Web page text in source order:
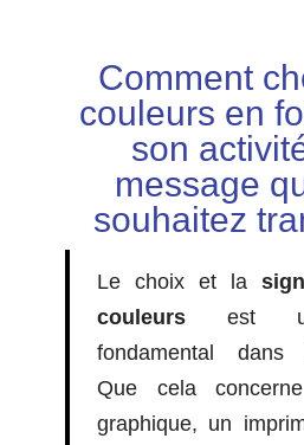
Comment
couleurs en
son
message
souhaitez
Le choix et la
couleursest un
fondamental dans
Que cela
graphique, un